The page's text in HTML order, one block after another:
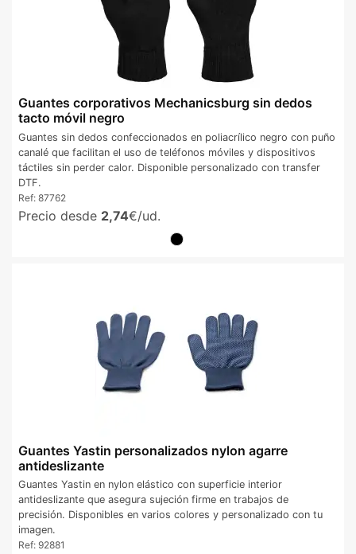
Guantes corporativos Mechanicsburg sin dedos
tacto móvil negro
Guantes sin dedos confeccionados en poliacrílico negro con puño
canalé que facilitan el uso de teléfonos móviles y dispositivos
táctiles sin perder calor. Disponible personalizado con transfer
DTF.
Ref: 87762
Precio desde 2,74€/ud.
Guantes Yastin personalizados nylon agarre
antideslizante
Guantes Yastin en nylon elástico con superficie interior
antideslizante que asegura sujeción firme en trabajos de
precisión. Disponibles en varios colores y personalizado con tu
imagen.
Ref: 92881